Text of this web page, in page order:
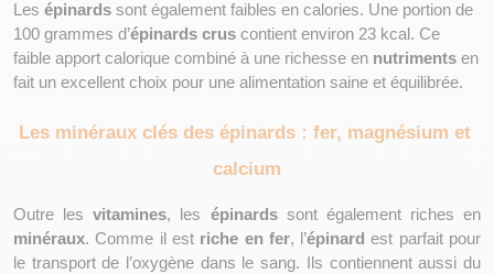
Les épinards sont également faibles en calories. Une portion de
100 grammes d’épinards crus contient environ 23 kcal. Ce
faible apport calorique combiné à une richesse en nutriments en
fait un excellent choix pour une alimentation saine et équilibrée.
Les minéraux clés des épinards : fer, magnésium et
calcium
Outre les vitamines, les épinards
minéraux. Comme il est riche en fer, l’épinard est parfait pour
le transport de l’oxygène dans le sang. Ils contiennent aussi du